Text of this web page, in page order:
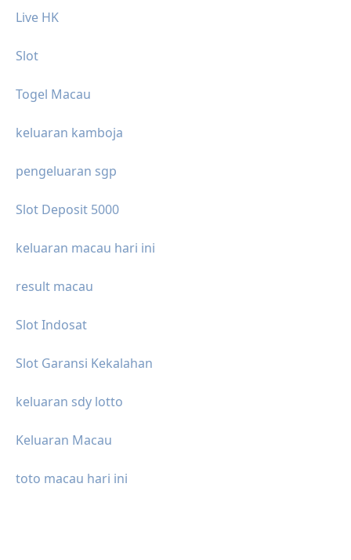
Live HK
Slot
Togel Macau
keluaran kamboja
pengeluaran sgp
Slot Deposit 5000
keluaran macau hari ini
result macau
Slot Indosat
Slot Garansi Kekalahan
keluaran sdy lotto
Keluaran Macau
toto macau hari ini